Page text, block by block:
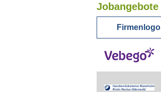
Jobangebote
Firmenlogo